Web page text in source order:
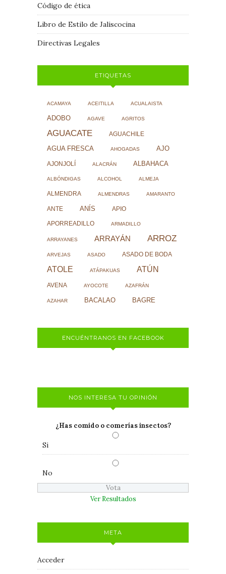
Código de ética
Libro de Estilo de Jaliscocina
Directivas Legales
ETIQUETAS
ACAMAYA ACEITILLA ACUALAISTA
ADOBO AGAVE AGRITOS
AGUACATE AGUACHILE
AGUA FRESCA AHOGADAS AJO
AJONJOLÍ ALACRÁN ALBAHACA
ALBÓNDIGAS ALCOHOL ALMEJA
ALMENDRA ALMENDRAS AMARANTO
ANTE ANÍS APIO
APORREADILLO ARMADILLO
ARRAYANES ARRAYÁN ARROZ
ARVEJAS ASADO ASADO DE BODA
ATOLE ATÁPAKUAS ATÚN
AVENA AYOCOTE AZAFRÁN
AZAHAR BACALAO BAGRE
ENCUÉNTRANOS EN FACEBOOK
NOS INTERESA TU OPINIÓN
¿Has comido o comerías insectos?
Si
No
Ver Resultados
META
Acceder